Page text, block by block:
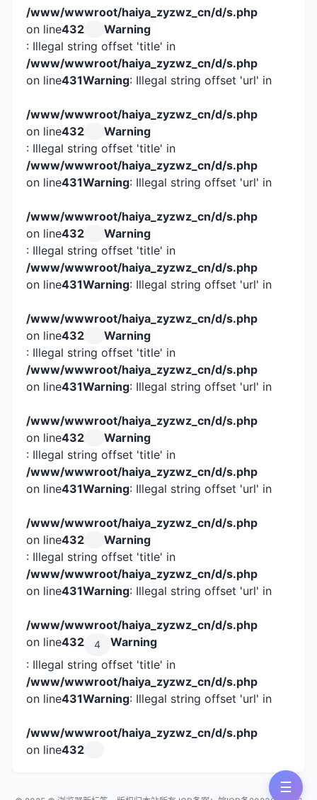
/www/wwwroot/haiya_zyzwz_cn/d/s.php
on line432
Warning
: Illegal string offset 'title' in
/www/wwwroot/haiya_zyzwz_cn/d/s.php
on line431Warning: Illegal string offset 'url' in
/www/wwwroot/haiya_zyzwz_cn/d/s.php
on line432
Warning
: Illegal string offset 'title' in
/www/wwwroot/haiya_zyzwz_cn/d/s.php
on line431Warning: Illegal string offset 'url' in
/www/wwwroot/haiya_zyzwz_cn/d/s.php
on line432
Warning
: Illegal string offset 'title' in
/www/wwwroot/haiya_zyzwz_cn/d/s.php
on line431Warning: Illegal string offset 'url' in
/www/wwwroot/haiya_zyzwz_cn/d/s.php
on line432
Warning
: Illegal string offset 'title' in
/www/wwwroot/haiya_zyzwz_cn/d/s.php
on line431Warning: Illegal string offset 'url' in
/www/wwwroot/haiya_zyzwz_cn/d/s.php
on line432
Warning
: Illegal string offset 'title' in
/www/wwwroot/haiya_zyzwz_cn/d/s.php
on line431Warning: Illegal string offset 'url' in
/www/wwwroot/haiya_zyzwz_cn/d/s.php
on line432
Warning
: Illegal string offset 'title' in
/www/wwwroot/haiya_zyzwz_cn/d/s.php
on line431Warning: Illegal string offset 'url' in
/www/wwwroot/haiya_zyzwz_cn/d/s.php
on line432 4
Warning
: Illegal string offset 'title' in
/www/wwwroot/haiya_zyzwz_cn/d/s.php
on line431Warning: Illegal string offset 'url' in
/www/wwwroot/haiya_zyzwz_cn/d/s.php
on line432
☰